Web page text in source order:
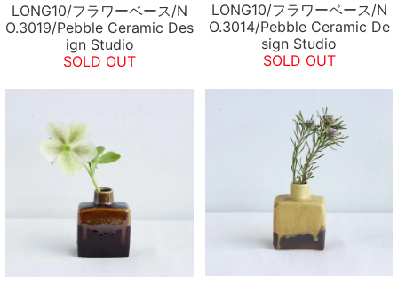
LONG10/フラワーベース/N
O.3019/Pebble Ceramic Des
ign Studio
SOLD OUT
LONG10/フラワーベース/N
O.3014/Pebble Ceramic De
sign Studio
SOLD OUT